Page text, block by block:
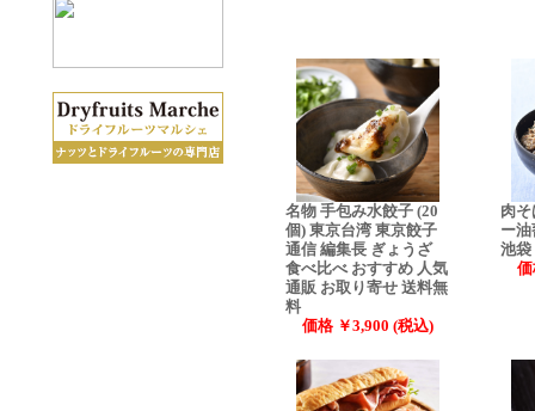
名物 手包み水餃子 (20
個) 東京台湾 東京餃子
通信 編集長 ぎょうざ
食べ比べ おすすめ 人気
通販 お取り寄せ 送料無
料
価格 ￥3,900 (税込)
肉
ー
池袋
価